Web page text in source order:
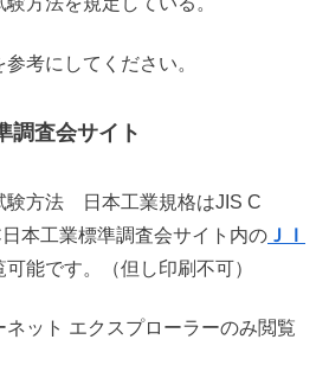
考にしてください。
調査会サイト
験方法 日本工業規格はJIS C
本工業標準調査会サイト内の ＪＩ
能です。（但し印刷不可）
ネット エクスプローラーのみ閲覧